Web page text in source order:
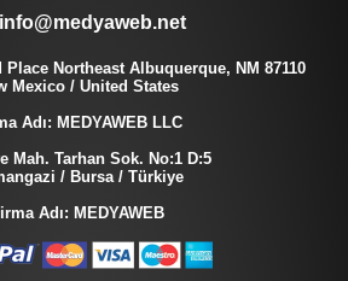
info@medyaweb.net
Place Northeast Albuquerque, NM 87110
Mexico / United States
Adı: MEDYAWEB LLC
Mah. Tarhan Sok. No:1 D:5
/ Bursa / Türkiye
Adı: MEDYAWEB